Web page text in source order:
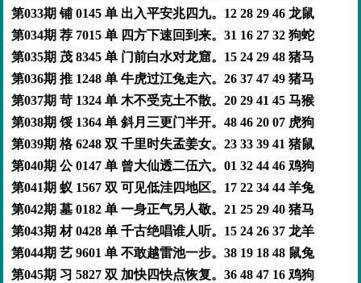
第033期 铺 0145 单 出入平安兆四九。12 28 29 46 龙鼠
第034期 荐 7015 单 四方下速回到来。31 16 27 32 狗蛇
第035期 茂 8345 单 门前白水对龙窟。15 24 29 48 猪马
第036期 推 1248 单 牛虎过江兔走六。26 37 47 49 猪马
第037期 苛 1324 单 木不受克土不散。20 29 41 45 马猴
第038期 馁 1364 单 斜月三更门半开。48 46 20 07 虎狗
第039期 格 6248 双 千里时失孟姜女。23 33 39 41 猪鼠
第040期 公 0147 单 曾大仙透二伍六。01 32 44 46 鸡狗
第041期 蚁 1567 双 可见低洼四地区。17 22 34 44 羊兔
第042期 墓 0182 单 一身正气另人敬。21 25 29 40 猪马
第043期 材 0428 单 千古绝唱谁人听。15 24 26 37 龙羊
第044期 艺 9601 单 不敢越雷池一步。38 19 18 48 鼠兔
第045期 习 5827 双 加快四快点恢复。36 48 47 16 鸡狗